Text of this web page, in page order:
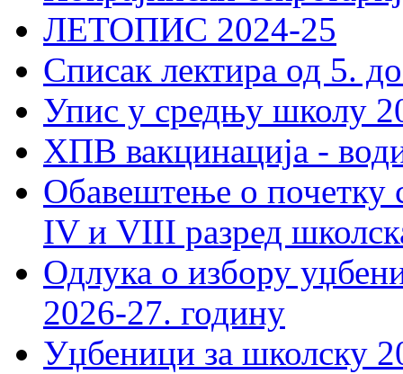
ЛЕТОПИС 2024-25
Списак лектира од 5.
Упис у средњу школу
ХПВ вакцинација -
Обавештење о почетку
IV и VIII разред
Одлука о избору
2026-27. годину
Уџбеници за школску